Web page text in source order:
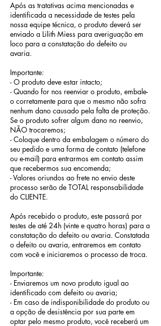
Após as tratativas acima mencionadas e
identificada a necessidade de testes pela
nossa equipe técnica, o produto deverá ser
enviado a Lilith Miess para averiguação em
loco para a constatação do defeito ou
avaria.
Importante:
- O produto deve estar intacto;
- Quando for nos reenviar o produto, embale-
o corretamente para que o mesmo não sofra
nenhum dano causado pela falta de proteção.
Se o produto sofrer algum dano no reenvio,
NÃO trocaremos;
- Coloque dentro da embalagem o número do
seu pedido e uma forma de contato (telefone
ou e-mail) para entrarmos em contato assim
que recebermos sua encomenda;
- Valores oriundos ao frete no envio deste
processo serão de TOTAL responsabilidade
do CLIENTE.
Após recebido o produto, este passará por
testes de até 24h (vinte e quatro horas) para a
constatação do defeito ou avaria. Constatada
o defeito ou avaria, entraremos em contato
com você e iniciaremos o processo de troca.
Importante:
- Enviaremos um novo produto igual ao
identificado com defeito ou avaria;
- Em caso de indisponibilidade do produto ou
a opção de desistência por sua parte em
optar pelo mesmo produto, você receberá um